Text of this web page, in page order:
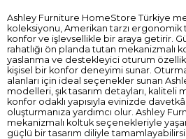
Ashley Furniture HomeStore Türkiye
koleksiyonu, Amerikan tarzı ergonomik
konfor ve işlevsellikle bir araya getirir.
rahatlığı ön planda tutan mekanizmalı
yaslanma ve destekleyici oturum
kişisel bir konfor deneyimi sunar.
alanları için ideal seçenekler sunan
modelleri, şık tasarım detayları, kaliteli
konfor odaklı yapısıyla evinizde
oluşturmanıza yardımcı olur. Ashley
mekanizmalı koltuk seçenekleriyle
güçlü bir tasarım diliyle